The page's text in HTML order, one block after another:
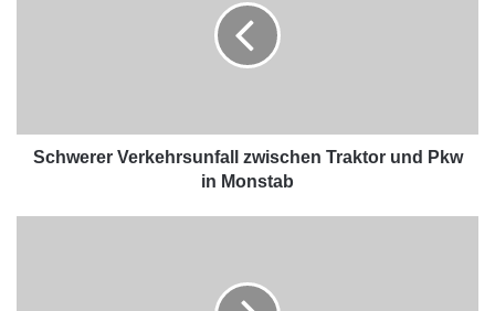
Schwerer Verkehrsunfall zwischen Traktor und Pkw
in Monstab